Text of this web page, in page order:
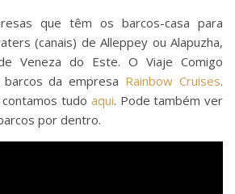
que têm os barcos-casa para
(canais) de Alleppey ou Alapuzha,
Veneza do Este. O Viaje Comigo
da empresa Rainbow Cruises.
tudo aqui. Pode também ver
por dentro.